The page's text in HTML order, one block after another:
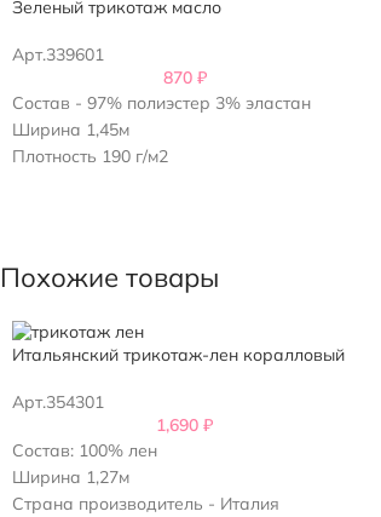
Зеленый трикотаж масло
Арт.339601
870 ₽
Состав - 97% полиэстер 3% эластан
Ширина 1,45м
Плотность 190 г/м2
Похожие товары
Итальянский трикотаж-лен коралловый
Арт.354301
1,690₽
Состав: 100% лен
Ширина 1,27м
Страна производитель - Италия